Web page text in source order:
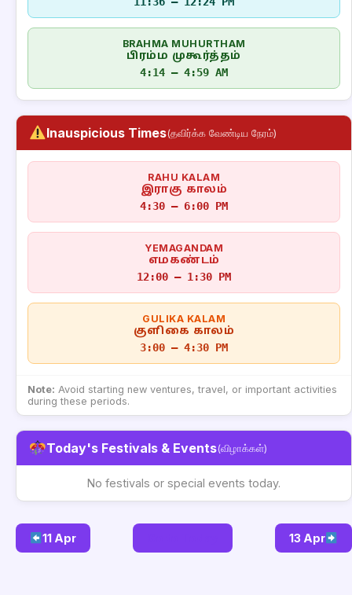
BRAHMA MUHURTHAM
பிரம்ம முகூர்த்தம்
4:14 – 4:59 AM
Inauspicious Times(தவிர்க்க வேண்டிய நேரம்)
RAHU KALAM
இராகு காலம்
4:30 – 6:00 PM
YEMAGANDAM
எமகண்டம்
12:00 – 1:30 PM
GULIKA KALAM
குளிகை காலம்
3:00 – 4:30 PM
Note: Avoid starting new ventures, travel, or important activities
during these periods.
Today's Festivals & Events(விழாக்கள்)
No festivals or special events today.
11 Apr 13 Apr